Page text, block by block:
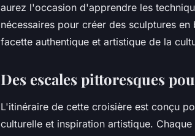
aurez l'occasion d'apprendre les
nécessaires pour créer des sculptures
facette authentique et artistique de la
Des escales pittoresques
L'itinéraire de cette croisière est conçu
culturelle et inspiration artistique.